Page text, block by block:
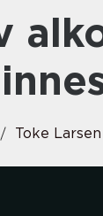
Toke Larsen